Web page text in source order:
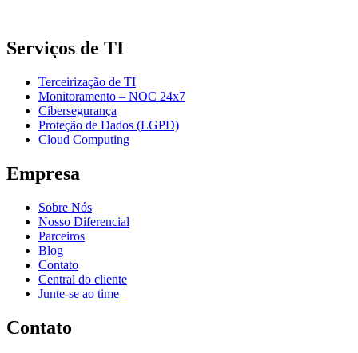
Serviços de TI
Terceirização de TI
Monitoramento – NOC 24x7
Cibersegurança
Proteção de Dados (LGPD)
Cloud Computing
Empresa
Sobre Nós
Nosso Diferencial
Parceiros
Blog
Contato
Central do cliente
Junte-se ao time
Contato